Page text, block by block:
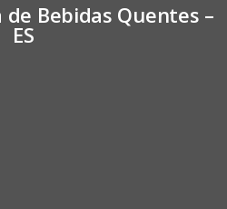
Bebidas Quentes –
ES